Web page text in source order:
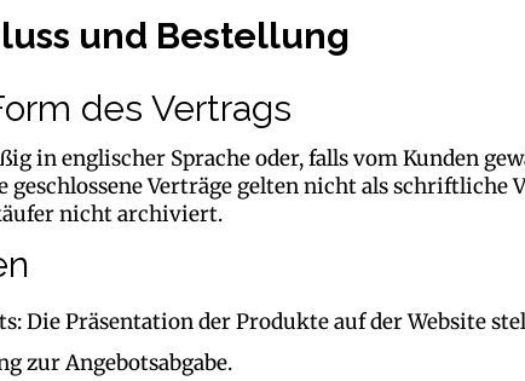
und Bestellung
des Vertrags
in englischer Sprache oder, falls vom Kunden
geschlossene Verträge gelten nicht als schriftliche
nicht archiviert.
Die Präsentation der Produkte auf der Website
zur Angebotsabgabe.